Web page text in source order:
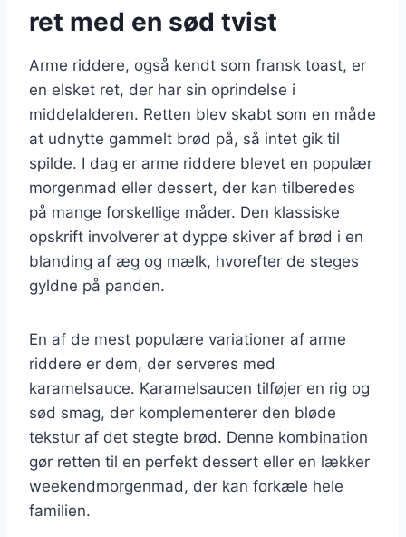
ret med en sød tvist
Arme riddere, også kendt som fransk toast, er
en elsket ret, der har sin oprindelse i
middelalderen. Retten blev skabt som en måde
at udnytte gammelt brød på, så intet gik til
spilde. I dag er arme riddere blevet en populær
morgenmad eller dessert, der kan tilberedes
på mange forskellige måder. Den klassiske
opskrift involverer at dyppe skiver af brød i en
blanding af æg og mælk, hvorefter de steges
gyldne på panden.
En af de mest populære variationer af arme
riddere er dem, der serveres med
karamelsauce. Karamelsaucen tilføjer en rig og
sød smag, der komplementerer den bløde
tekstur af det stegte brød. Denne kombination
gør retten til en perfekt dessert eller en lækker
weekendmorgenmad, der kan forkæle hele
familien.